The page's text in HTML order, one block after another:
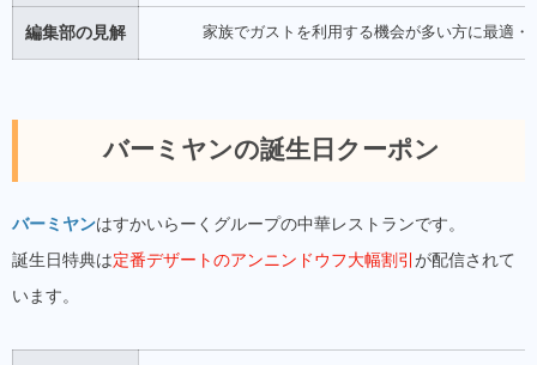
編集部の見解 家族でガストを利用する機会が多い方に最適
バーミヤンの誕生日クーポン
バーミヤンはすかいらーくグループの中華レストランです。
誕生日特典は定番デザートのアンニンドウフ大幅割引 が配信されて
います。